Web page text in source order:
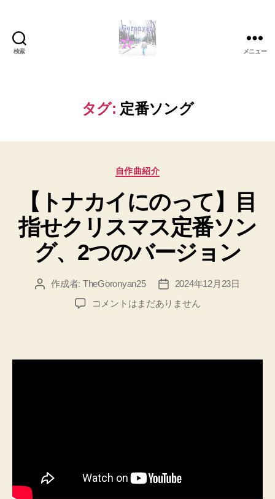
検索
マ
イ
ド
音
と
日
常
の
こ
メニュー
タグ: 定番ソング
カ
ゴ
リ
ー
自作曲紹介
【トナカイにのって】目
指せクリスマス定番ソン
グ、2つのバージョン
投 作成者: TheGoronyan25
投
稿
日
2024年12月23日
【ト
に
ス
コメントはまだありません